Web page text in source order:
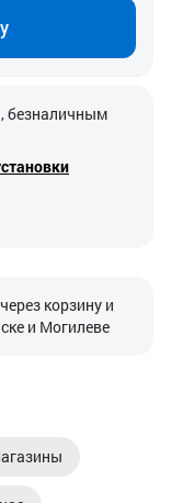
безналичным
корзину и
и Могилеве